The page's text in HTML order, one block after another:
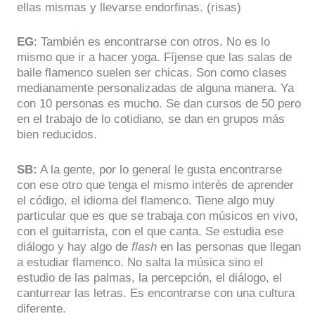
ellas mismas y llevarse endorfinas. (risas)
EG: También es encontrarse con otros. No es lo
mismo que ir a hacer yoga. Fíjense que las salas de
baile flamenco suelen ser chicas. Son como clases
medianamente personalizadas de alguna manera. Ya
con 10 personas es mucho. Se dan cursos de 50 pero
en el trabajo de lo cotidiano, se dan en grupos más
bien reducidos.
SB: A la gente, por lo general le gusta encontrarse
con ese otro que tenga el mismo interés de aprender
el código, el idioma del flamenco. Tiene algo muy
particular que es que se trabaja con músicos en vivo,
con el guitarrista, con el que canta. Se estudia ese
diálogo y hay algo de flash en las personas que llegan
a estudiar flamenco. No salta la música sino el
estudio de las palmas, la percepción, el diálogo, el
canturrear las letras. Es encontrarse con una cultura
diferente.